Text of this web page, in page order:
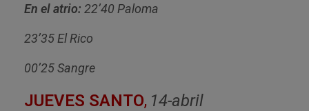
En el atrio: 22’40 Paloma
23’35 El Rico
00’25 Sangre
JUEVES SANTO, 14-abril